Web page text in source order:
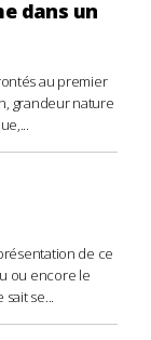
dans un
au premier
grandeur nature
de ce
ou encore le
se...